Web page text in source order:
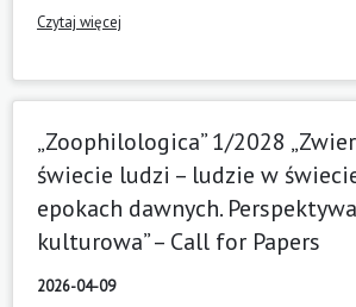
Czytaj więcej
„Zoophilologica” 1/2028
świecie ludzi – ludzie w
epokach dawnych.
kulturowa” – Call for Papers
2026-04-09